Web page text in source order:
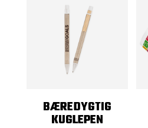
BÆREDYGTIG
KUGLEPEN